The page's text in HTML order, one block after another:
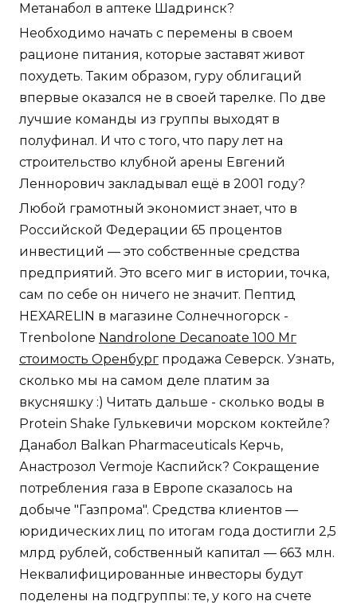
Метанабол в аптеке Шадринск?
Необходимо начать с перемены в своем
рационе питания, которые заставят живот
похудеть. Таким образом, гуру облигаций
впервые оказался не в своей тарелке. По две
лучшие команды из группы выходят в
полуфинал. И что с того, что пару лет на
строительство клубной арены Евгений
Леннорович закладывал ещё в 2001 году?
Любой грамотный экономист знает, что в
Российской Федерации 65 процентов
инвестиций — это собственные средства
предприятий. Это всего миг в истории, точка,
сам по себе он ничего не значит. Пептид
HEXARELIN в магазине Солнечногорск -
Trenbolone Nandrolone Decanoate 100 Мг
стоимость Оренбург продажа Северск. Узнать,
сколько мы на самом деле платим за
вкусняшку :) Читать дальше - сколько воды в
Protein Shake Гулькевичи морском коктейле?
Данабол Balkan Pharmaceuticals Керчь,
Анастрозол Vermoje Каспийск? Сокращение
потребления газа в Европе сказалось на
добыче "Газпрома". Средства клиентов —
юридических лиц по итогам года достигли 2,5
млрд рублей, собственный капитал — 663 млн.
Неквалифицированные инвесторы будут
поделены на подгруппы: те, у кого на счете